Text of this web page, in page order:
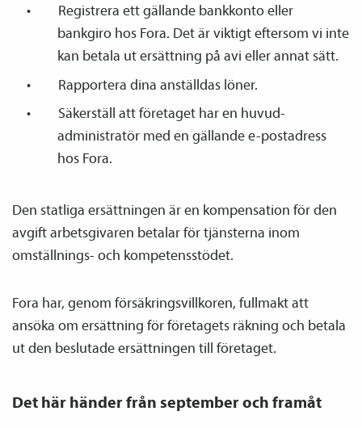
Registrera ett gällande bankkonto eller
bankgiro hos Fora. Det är viktigt eftersom vi inte
kan betala ut ersättning på avi eller annat sätt.
Rapportera dina anställdas löner.
Säkerställ att företaget har en huvud­­
administratör med en gällande e-postadress
hos Fora.
Den statliga ersättningen är en kompensation för den
avgift arbetsgivaren betalar för tjänsterna inom
omställnings- och kompetensstödet.
Fora har, genom försäkringsvillkoren, fullmakt att
ansöka om ersättning för företagets räkning och betala
ut den beslutade ersättningen till företaget.
Det här händer från september och framåt